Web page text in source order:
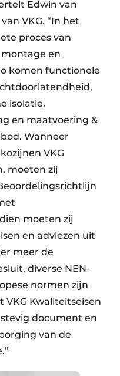
Edwin van
VKG. “In het
proces van
en
komen functionele
isolatie,
en maatvoering &
Wanneer
VKG
moeten zij
moeten zij
en adviezen uit
meer de
diverse NEN-
normen zijn
VKG Kwaliteitseisen
document en
van de